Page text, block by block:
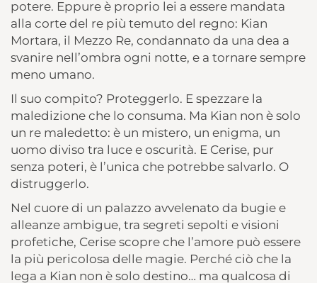
potere. Eppure è proprio lei a essere mandata
alla corte del re più temuto del regno: Kian
Mortara, il Mezzo Re, condannato da una dea a
svanire nell’ombra ogni notte, e a tornare sempre
meno umano.
Il suo compito? Proteggerlo. E spezzare la
maledizione che lo consuma. Ma Kian non è solo
un re maledetto: è un mistero, un enigma, un
uomo diviso tra luce e oscurità. E Cerise, pur
senza poteri, è l’unica che potrebbe salvarlo. O
distruggerlo.
Nel cuore di un palazzo avvelenato da bugie e
alleanze ambigue, tra segreti sepolti e visioni
profetiche, Cerise scopre che l’amore può essere
la più pericolosa delle magie. Perché ciò che la
lega a Kian non è solo destino… ma qualcosa di